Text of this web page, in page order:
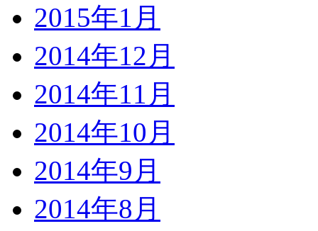
2015年1月
2014年12月
2014年11月
2014年10月
2014年9月
2014年8月